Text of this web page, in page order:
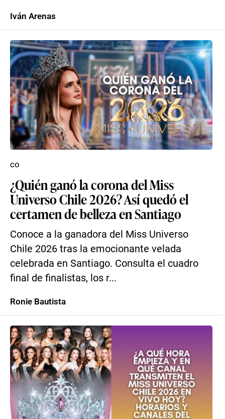
Iván Arenas
¿Quién ganó la corona del Miss
Universo Chile 2026? Así quedó el
certamen de belleza en Santiago
Conoce a la ganadora del Miss Universo
Chile 2026 tras la emocionante velada
celebrada en Santiago. Consulta el cuadro
final de finalistas, los r...
co
Ronie Bautista